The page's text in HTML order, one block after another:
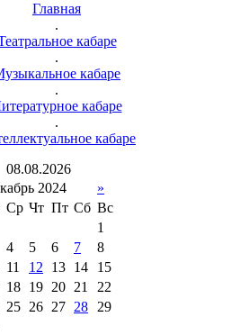
Главная
.
кабаре
.
кабаре
.
кабаре
.
кабаре
08.08.2026
2024
»
Ср Чт Пт Сб Вс
1
4 5 6 7
8
11 12 13 14
15
18 19 20 21
22
25 26 27 28
29